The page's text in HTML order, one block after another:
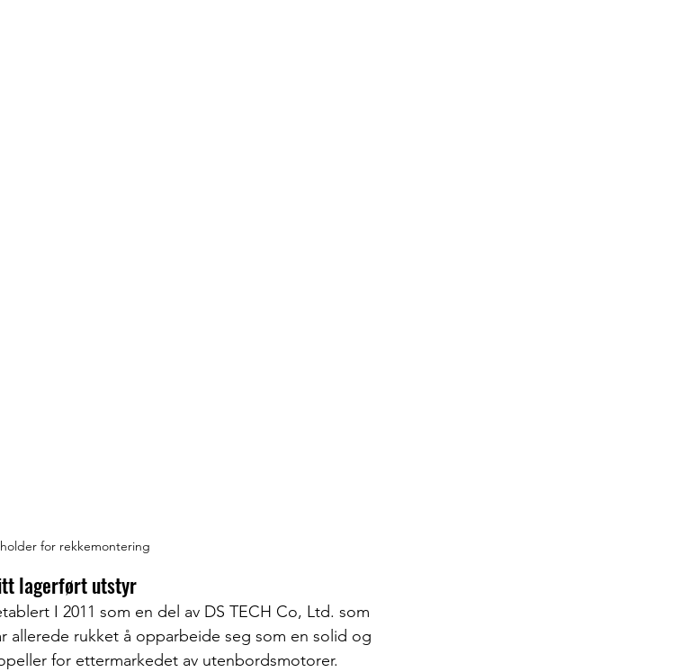
for rekkemontering
lagerført utstyr
I 2011 som en del av DS TECH Co, Ltd. som
allerede rukket å opparbeide seg som en solid og
for ettermarkedet av utenbordsmotorer.